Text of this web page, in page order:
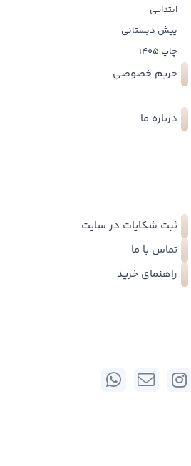
ابتدایی
پیش دبستانی
چاپ 1405
حریم خصوصی
درباره ما
ثبت شکایات در سایت
تماس با ما
راهنمای خرید